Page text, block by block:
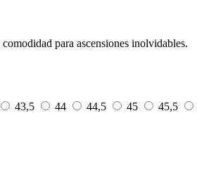
para ascensiones inolvidables.
43,5 44 44,5 45
45,5